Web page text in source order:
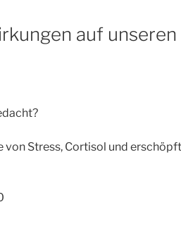
auf unseren
Stress, Cortisol und